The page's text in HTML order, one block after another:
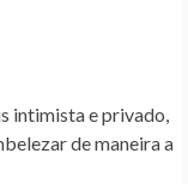
intimista e privado,
de maneira a